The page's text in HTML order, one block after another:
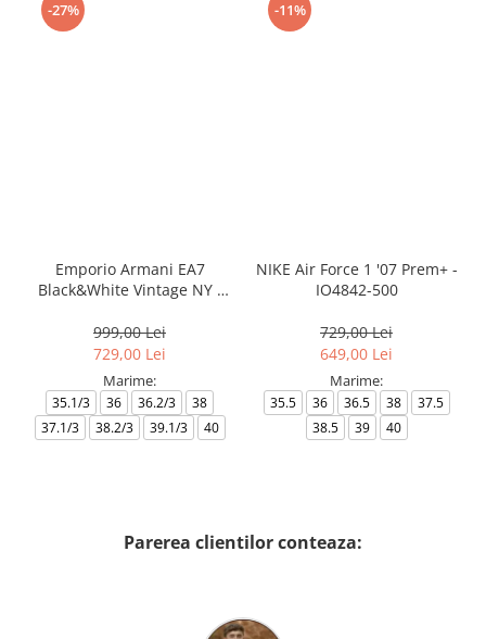
-27%
Emporio Armani EA7
Black&White Vintage NY -
999,00 Lei
729,00 Lei
Marime:
35.1/3 36 36.2/3
38
37.1/3
38.2/3 39.1/3 40
-11%
NIKE Air Force 1 '07 Prem+ -
IO4842-500
729,00 Lei
649,00 Lei
Marime:
35.5 36 36.5 38
37.5
38.5
39 40
Parerea clientilor conteaza: